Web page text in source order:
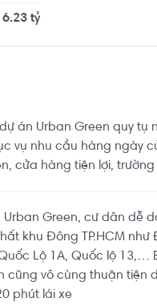
6.23 tỷ
án Urban Green quy tụ
vụ nhu cầu hàng ngày
cửa hàng tiện lợi,
Urban Green, cư dân dễ
khu Đông TP.HCM
Lộ 1A, Quốc lộ 13,…
cũng vô cùng thuận tiện
phút lái xe